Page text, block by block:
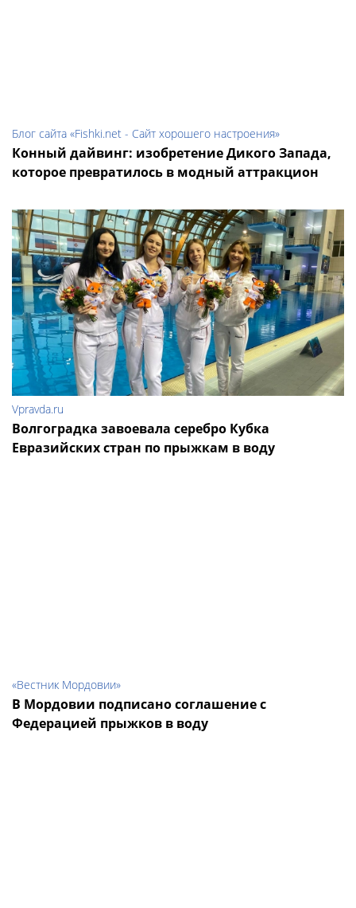
Блог сайта «Fishki.net - Сайт хорошего настроения»
Конный дайвинг: изобретение Дикого Запада,
которое превратилось в модный аттракцион
Vpravda.ru
Волгоградка завоевала серебро Кубка
Евразийских стран по прыжкам в воду
«Вестник Мордовии»
В Мордовии подписано соглашение с
Федерацией прыжков в воду